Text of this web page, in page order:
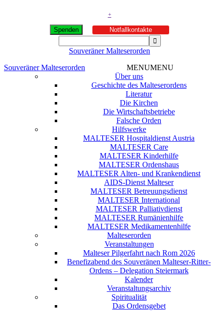
+
Spenden Notfallkontakte
Souveräner Malteserorden
Souveräner Malteserorden
MENUMENU
Über uns
Geschichte des Malteserordens
Literatur
Die Kirchen
Die Wirtschaftsbetriebe
Falsche Orden
Hilfswerke
MALTESER Hospitaldienst Austria
MALTESER Care
MALTESER Kinderhilfe
MALTESER Ordenshaus
MALTESER Alten- und Krankendienst
AIDS-Dienst Malteser
MALTESER Betreuungsdienst
MALTESER International
MALTESER Palliativdienst
MALTESER Rumänienhilfe
MALTESER Medikamentenhilfe
Malteserorden
Veranstaltungen
Malteser Pilgerfahrt nach Rom 2026
Benefizabend des Souveränen Malteser-Ritter-
Ordens – Delegation Steiermark
Kalender
Veranstaltungsarchiv
Spiritualität
Das Ordensgebet